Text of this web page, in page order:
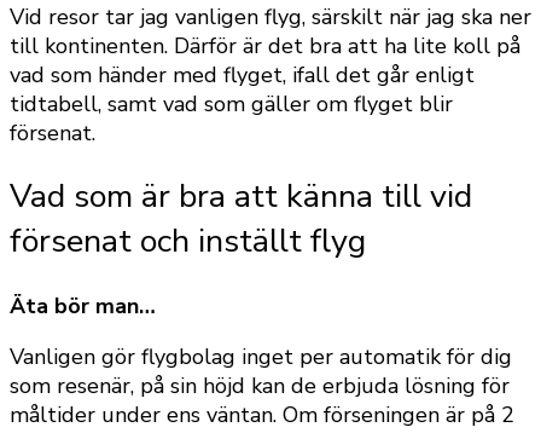
Vid resor tar jag vanligen flyg, särskilt när jag ska ner
till kontinenten. Därför är det bra att ha lite koll på
vad som händer med flyget, ifall det går enligt
tidtabell, samt vad som gäller om flyget blir
försenat.
Vad som är bra att känna till vid
försenat och inställt flyg
Äta bör man…
Vanligen gör flygbolag inget per automatik för dig
som resenär, på sin höjd kan de erbjuda lösning för
måltider under ens väntan. Om förseningen är på 2